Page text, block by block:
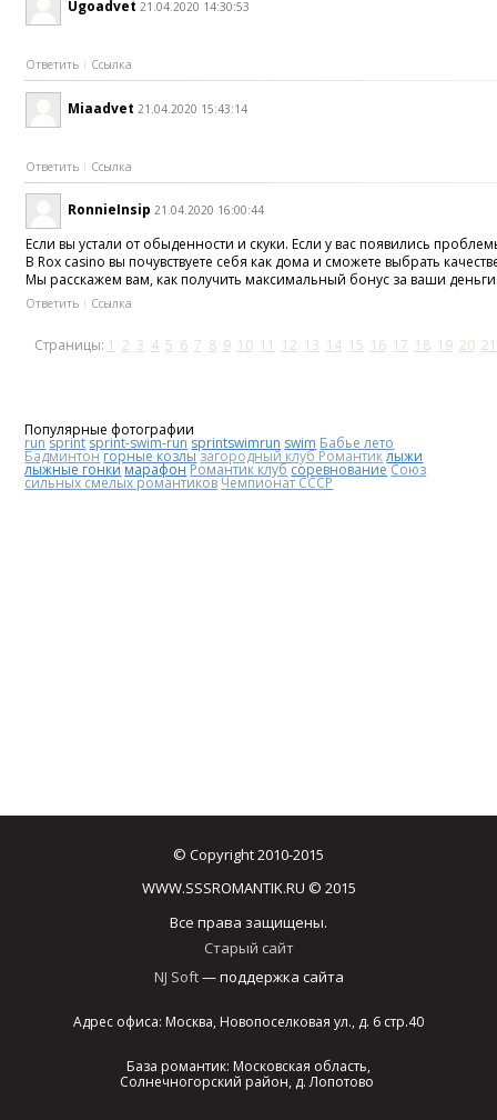
Ugoadvet 21.04.2020 14:30:53
Ответить Ссылка
Miaadvet 21.04.2020 15:43:14
Ответить Ссылка
RonnieInsip 21.04.2020 16:00:44
Если вы устали от обыденности и скуки. Если у вас появились
В Rox casino вы почувствуете себя как дома и сможете выбрать
Мы расскажем вам, как получить максимальный бонус за ваши
Ответить Ссылка
Страницы: 1 2 3 4 5 6 7 8 9 10 11 12 13 14 15 16 17 18 19 20 21
Популярные фотографии
run sprint sprint-swim-run sprintswimrun swim Бабье лето
Бадминтонгорные козлы загородный клуб Романтиклыжи
лыжные гонки марафонРомантик клубсоревнованиеСоюз
сильных смелых романтиковЧемпионат СССР
© Copyright 2010-2015
WWW.SSSROMANTIK.RU © 2015
Все права защищены.
Старый сайт
NJ Soft— поддержка сайта
Адрес офиса: Москва, Новопоселковая ул., д. 6 стр.40
База романтик: Московская область,
Солнечногорский район, д. Лопотово